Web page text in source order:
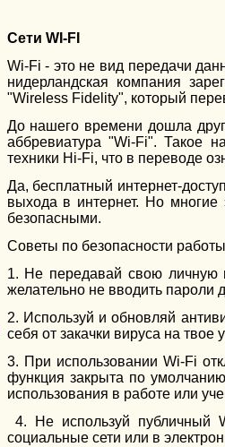
Сети WI-FI
Wi-Fi - это не вид передачи
нидерландская компания
"Wireless Fidelity", который
До нашего времени дошла
аббревиатура "Wi-Fi". Такое
техники Hi-Fi, что в переводе
Да, бесплатный интернет-
выхода в интернет. Но многие
безопасными.
Советы по безопасности
1. Не передавай свою личную
желательно не вводить пароли
2. Используй и обновляй
себя от закачки вируса на твое
3. При использовании Wi-Fi
функция закрыта по
использования в работе или
4. Не используй публичный
социальные сети или в